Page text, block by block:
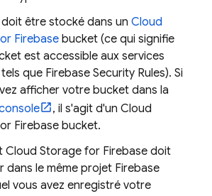
être stocké dans un Cloud
Firebase bucket (ce qui signifie
est accessible aux services
que Firebase Security Rules). Si
afficher votre bucket dans la
, il s'agit d'un Cloud
Firebase bucket.
Cloud Storage for Firebase doit
dans le même projet Firebase
vous avez enregistré votre